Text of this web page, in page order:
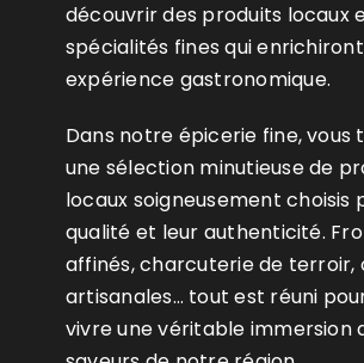
découvrir des produits locaux
spécialités fines qui
expérience gastronomique.
Dans notre épicerie fine, vous
une sélection minutieuse de
locaux soigneusement choisis
qualité et leur authenticité.
affinés, charcuterie de terroir,
artisanales… tout est réuni
vivre une véritable immersion